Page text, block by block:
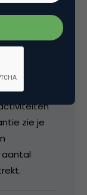
op zoek
een
zie je
aantal